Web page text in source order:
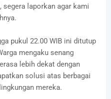
laporkan agar kami
pukul 22.00 WIB ini ditutup
mengaku senang
lebih dekat dengan
solusi atas berbagai
mereka.